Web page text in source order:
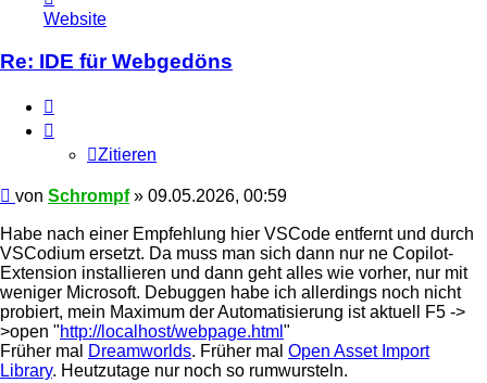
von
Schrompf
Website
Re: IDE für Webgedöns
Zitieren
Beitrag
von Schrompf» 09.05.2026, 00:59
Habe nach einer Empfehlung hier VSCode entfernt und durch
VSCodium ersetzt. Da muss man sich dann nur ne Copilot-
Extension installieren und dann geht alles wie vorher, nur mit
weniger Microsoft. Debuggen habe ich allerdings noch nicht
probiert, mein Maximum der Automatisierung ist aktuell F5 ->
>open "http://localhost/webpage.html "
Früher mal
Dreamworlds. Früher mal Open Asset Import
Library. Heutzutage nur noch so rumwursteln.